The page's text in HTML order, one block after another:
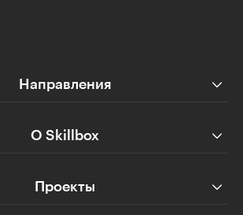
Направления
О Skillbox
Проекты